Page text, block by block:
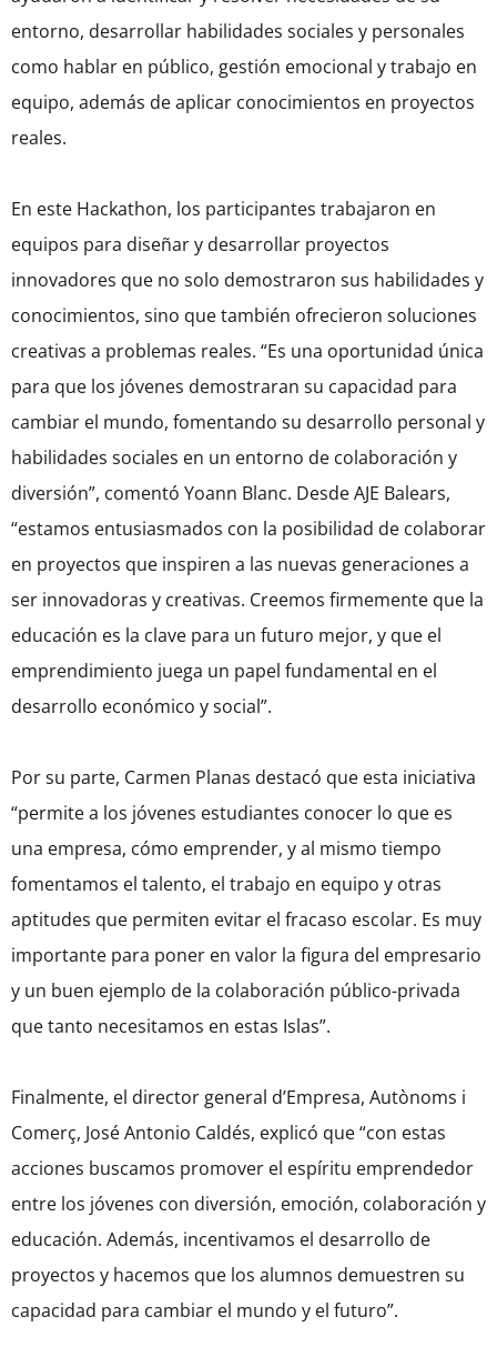
entorno, desarrollar habilidades sociales y personales
como hablar en público, gestión emocional y trabajo en
equipo, además de aplicar conocimientos en proyectos
reales.
En este Hackathon, los participantes trabajaron en
equipos para diseñar y desarrollar proyectos
innovadores que no solo demostraron sus habilidades y
conocimientos, sino que también ofrecieron soluciones
creativas a problemas reales. “Es una oportunidad única
para que los jóvenes demostraran su capacidad para
cambiar el mundo, fomentando su desarrollo personal y
habilidades sociales en un entorno de colaboración y
diversión”, comentó Yoann Blanc. Desde AJE Balears,
“estamos entusiasmados con la posibilidad de colaborar
en proyectos que inspiren a las nuevas generaciones a
ser innovadoras y creativas. Creemos firmemente que la
educación es la clave para un futuro mejor, y que el
emprendimiento juega un papel fundamental en el
desarrollo económico y social”.
Por su parte, Carmen Planas destacó que esta iniciativa
“permite a los jóvenes estudiantes conocer lo que es
una empresa, cómo emprender, y al mismo tiempo
fomentamos el talento, el trabajo en equipo y otras
aptitudes que permiten evitar el fracaso escolar. Es muy
importante para poner en valor la figura del empresario
y un buen ejemplo de la colaboración público-privada
que tanto necesitamos en estas Islas”.
Finalmente, el director general d’Empresa, Autònoms i
Comerç, José Antonio Caldés, explicó que “con estas
acciones buscamos promover el espíritu emprendedor
entre los jóvenes con diversión, emoción, colaboración y
educación. Además, incentivamos el desarrollo de
proyectos y hacemos que los alumnos demuestren su
capacidad para cambiar el mundo y el futuro”.